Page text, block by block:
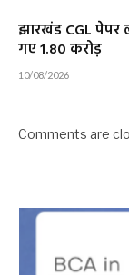
झारखंड CGL पेपर
गए 1.80 करोड़
10/08/2026
Comments are